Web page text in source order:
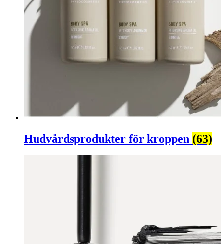
Hudvårdsprodukter för kroppen (63)